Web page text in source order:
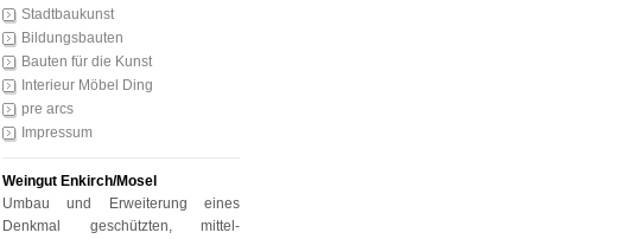
Stadtbaukunst
Bildungsbauten
Bauten für die Kunst
Interieur Möbel Ding
pre arcs
Impressum
Weingut Enkirch/Mosel
Umbau und Erweiterung eines
Denkmal geschützten, mittel-